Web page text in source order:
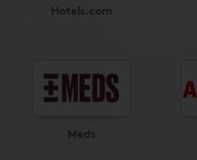
Hotels.com
Meds